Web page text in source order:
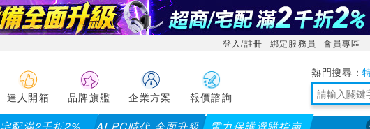
登入/註冊 綁定服務員 會員專區
達人開箱 品牌旗艦 企業方案 報價諮詢
境量測 明緯
宅配滿2千折2% AI PC時代 全面升級 電力保護選購指南